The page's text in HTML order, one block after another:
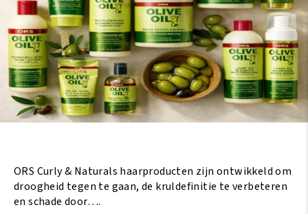
ORS Curly & Naturals haarproducten zijn ontwikkeld om
droogheid tegen te gaan, de kruldefinitie te verbeteren
en schade door….